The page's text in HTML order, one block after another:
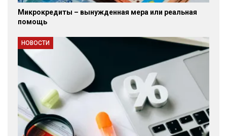
Микрокредиты – вынужденная мера или реальная
помощь
НОВОСТИ